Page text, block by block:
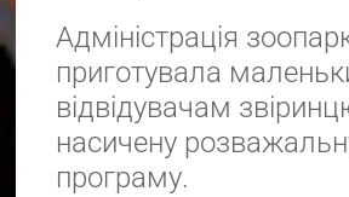
Адміністрація
приготувала
відвідувачам
насичену
програму.